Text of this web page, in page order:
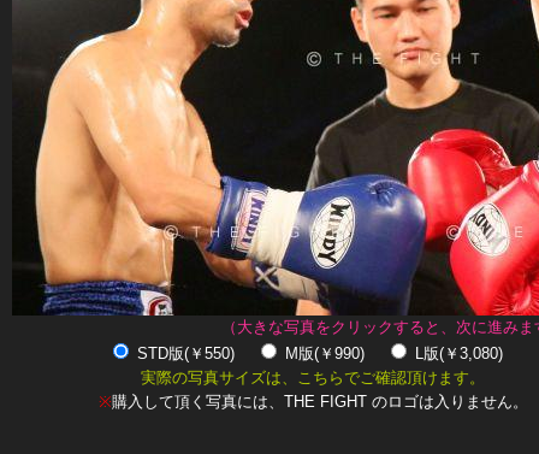
（大きな写真をクリックすると、次に進みま
STD版(￥550)
M版(￥990)
L版(￥3,080)
実際の写真サイズは、こちらでご確認頂けます。
※購入して頂く写真には、THE FIGHT のロゴは入りません。